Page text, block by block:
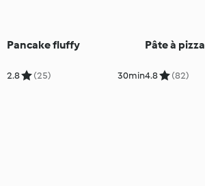
Pancake fluffy
2.8 (25) 30min
Pâte à pizza
4.8 (82)